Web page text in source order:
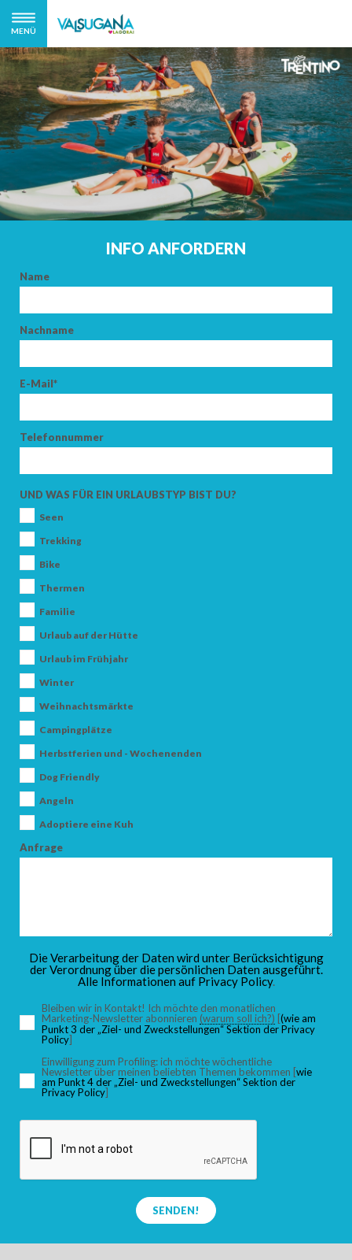
MENÜ
KINDER
INFO ANFORDERN
Name
Nachname
E-Mail*
Telefonnummer
UND WAS FÜR EIN URLAUBSTYP BIST DU?
Seen
Trekking
Bike
Thermen
Familie
Urlaub auf der Hütte
Urlaub im Frühjahr
Winter
Weihnachtsmärkte
Campingplätze
Herbstferien und - Wochenenden
Dog Friendly
Angeln
Adoptiere eine Kuh
Anfrage
Die Verarbeitung der Daten wird unter Berücksichtigung
der Verordnung über die persönlichen Daten ausgeführt.
Alle Informationen auf Privacy Policy.
Bleiben wir in Kontakt! Ich möchte den monatlichen
Marketing-Newsletter abonnieren (warum soll ich?) [(wie am
Punkt 3 der „Ziel- und Zweckstellungen“ Sektion der Privacy
Policy]
Einwilligung zum Profiling: ich möchte wöchentliche
Newsletter über meinen beliebten Themen bekommen [wie
am Punkt 4 der „Ziel- und Zweckstellungen“ Sektion der
Privacy Policy]
SENDEN!